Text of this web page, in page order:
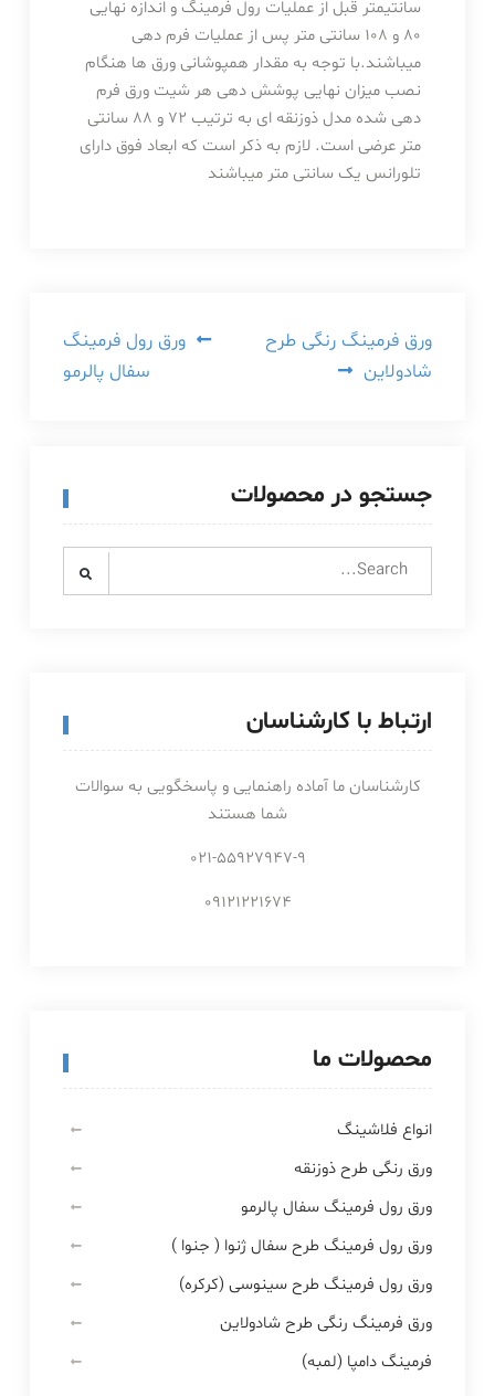
سانتیمتر قبل از عملیات رول فرمینگ و اندازه نهایی
80 و 108 سانتی متر پس از عملیات فرم دهی
میباشند.با توجه به مقدار همپوشانی ورق ها هنگام
نصب میزان نهایی پوشش دهی هر شیت ورق فرم
دهی شده مدل ذوزنقه ای به ترتیب 72 و 88 سانتی
متر عرضی است. لازم به ذکر است که ابعاد فوق دارای
تلورانس یک سانتی متر میباشند
راهبری
نوشته
ورق رول فرمینگ
سفال پالرمو
ورق فرمینگ رنگی طرح
شادولاین
جستجو در محصولات
Search
ارتباط با کارشناسان
کارشناسان ما آماده راهنمایی و پاسخگویی به سوالات
شما هستند
021-55927947-9
09121221674
محصولات ما
انواع فلاشینگ
ورق رنگی طرح ذوزنقه
ورق رول فرمینگ سفال پالرمو
ورق رول فرمینگ طرح سفال ژنوا ( جنوا )
ورق رول فرمینگ طرح سینوسی (کرکره)
ورق فرمینگ رنگی طرح شادولاین
فرمینگ دامپا (لمبه)